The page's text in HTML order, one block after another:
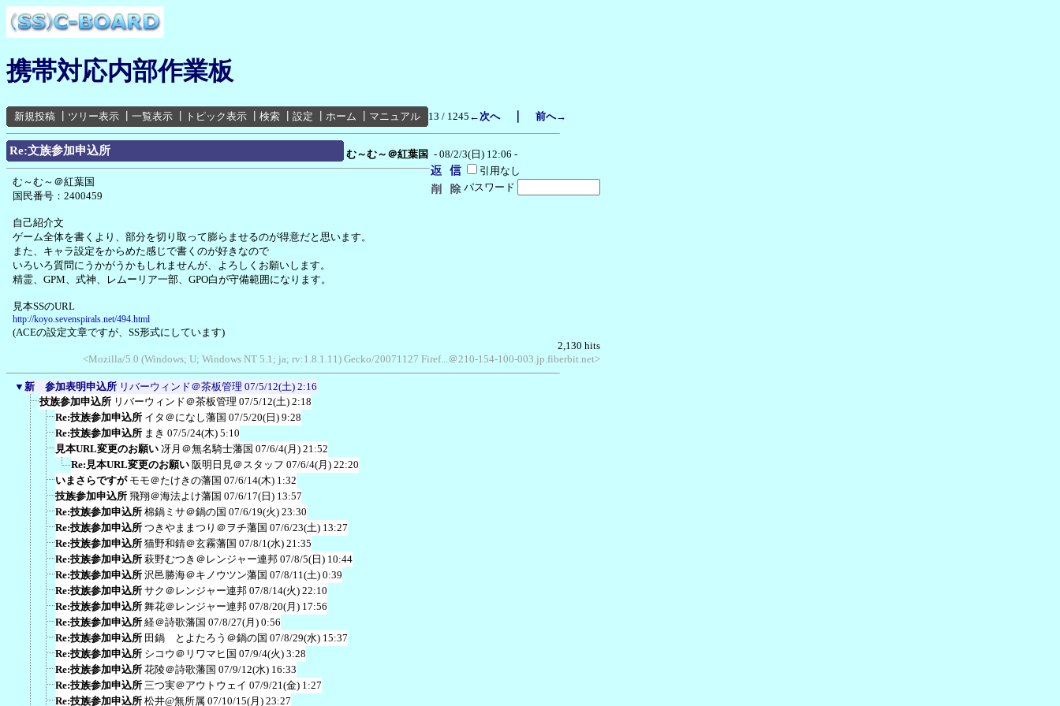
携帯対応内部作業板
新規投稿 ツリー表示 一覧表示 トピック表示 検索 設定 ホーム マニュアル 13 / 1245 ←次へ｜ 前へ→
Re:文族参加申込所 む～む～＠紅葉国 - 08/2/3(日) 12:06 -
引用なし
パスワード
む～む～＠紅葉国
国民番号：2400459
自己紹介文
ゲーム全体を書くより、部分を切り取って膨らませるのが得意だと思います。
また、キャラ設定をからめた感じで書くのが好きなので
いろいろ質問にうかがうかもしれませんが、よろしくお願いします。
精霊、GPM、式神、レムーリア一部、GPO白が守備範囲になります。
見本SSのURL
http://koyo.sevenspirals.net/494.html
(ACEの設定文章ですが、SS形式にしています)
2,130 hits
<Mozilla/5.0 (Windows; U; Windows NT 5.1; ja; rv:1.8.1.11) Gecko/20071127 Firef...＠210-154-100-003.jp.fiberbit.net>
▼ 新 参加表明申込所 リバーウィンド＠茶板管理 07/5/12(土) 2:16
技族参加申込所 リバーウィンド＠茶板管理 07/5/12(土) 2:18
Re:技族参加申込所 イタ＠になし藩国 07/5/20(日) 9:28
Re:技族参加申込所 まき 07/5/24(木) 5:10
見本URL変更のお願い 冴月＠無名騎士藩国 07/6/4(月) 21:52
Re:見本URL変更のお願い 阪明日見＠スタッフ 07/6/4(月) 22:20
いまさらですが モモ＠たけきの藩国 07/6/14(木) 1:32
技族参加申込所 飛翔＠海法よけ藩国 07/6/17(日) 13:57
Re:技族参加申込所 棉鍋ミサ＠鍋の国 07/6/19(火) 23:30
Re:技族参加申込所 つきやままつり＠ヲチ藩国 07/6/23(土) 13:27
Re:技族参加申込所 猫野和錆＠玄霧藩国 07/8/1(水) 21:35
Re:技族参加申込所 萩野むつき＠レンジャー連邦 07/8/5(日) 10:44
Re:技族参加申込所 沢邑勝海＠キノウツン藩国 07/8/11(土) 0:39
Re:技族参加申込所 サク＠レンジャー連邦 07/8/14(火) 22:10
Re:技族参加申込所 舞花＠レンジャー連邦 07/8/20(月) 17:56
Re:技族参加申込所 経＠詩歌藩国 07/8/27(月) 0:56
Re:技族参加申込所 田鍋 とよたろう＠鍋の国 07/8/29(水) 15:37
Re:技族参加申込所 シコウ＠リワマヒ国 07/9/4(火) 3:28
Re:技族参加申込所 花陵＠詩歌藩国 07/9/12(水) 16:33
Re:技族参加申込所 三つ実＠アウトウェイ 07/9/21(金) 1:27
Re:技族参加申込所 松井@無所属 07/10/15(月) 23:27